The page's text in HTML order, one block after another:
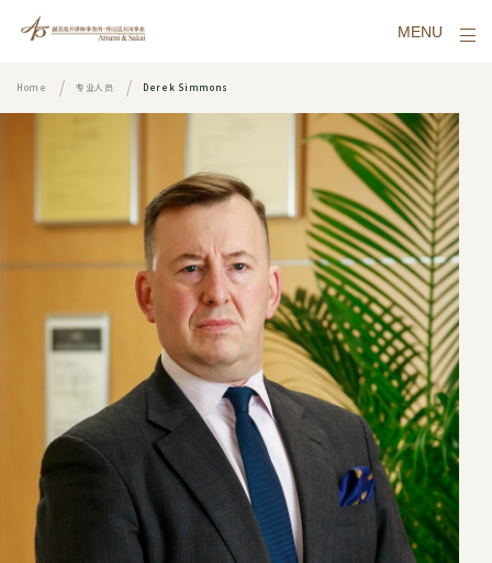
MENU
Home 专业人员 Derek Simmons